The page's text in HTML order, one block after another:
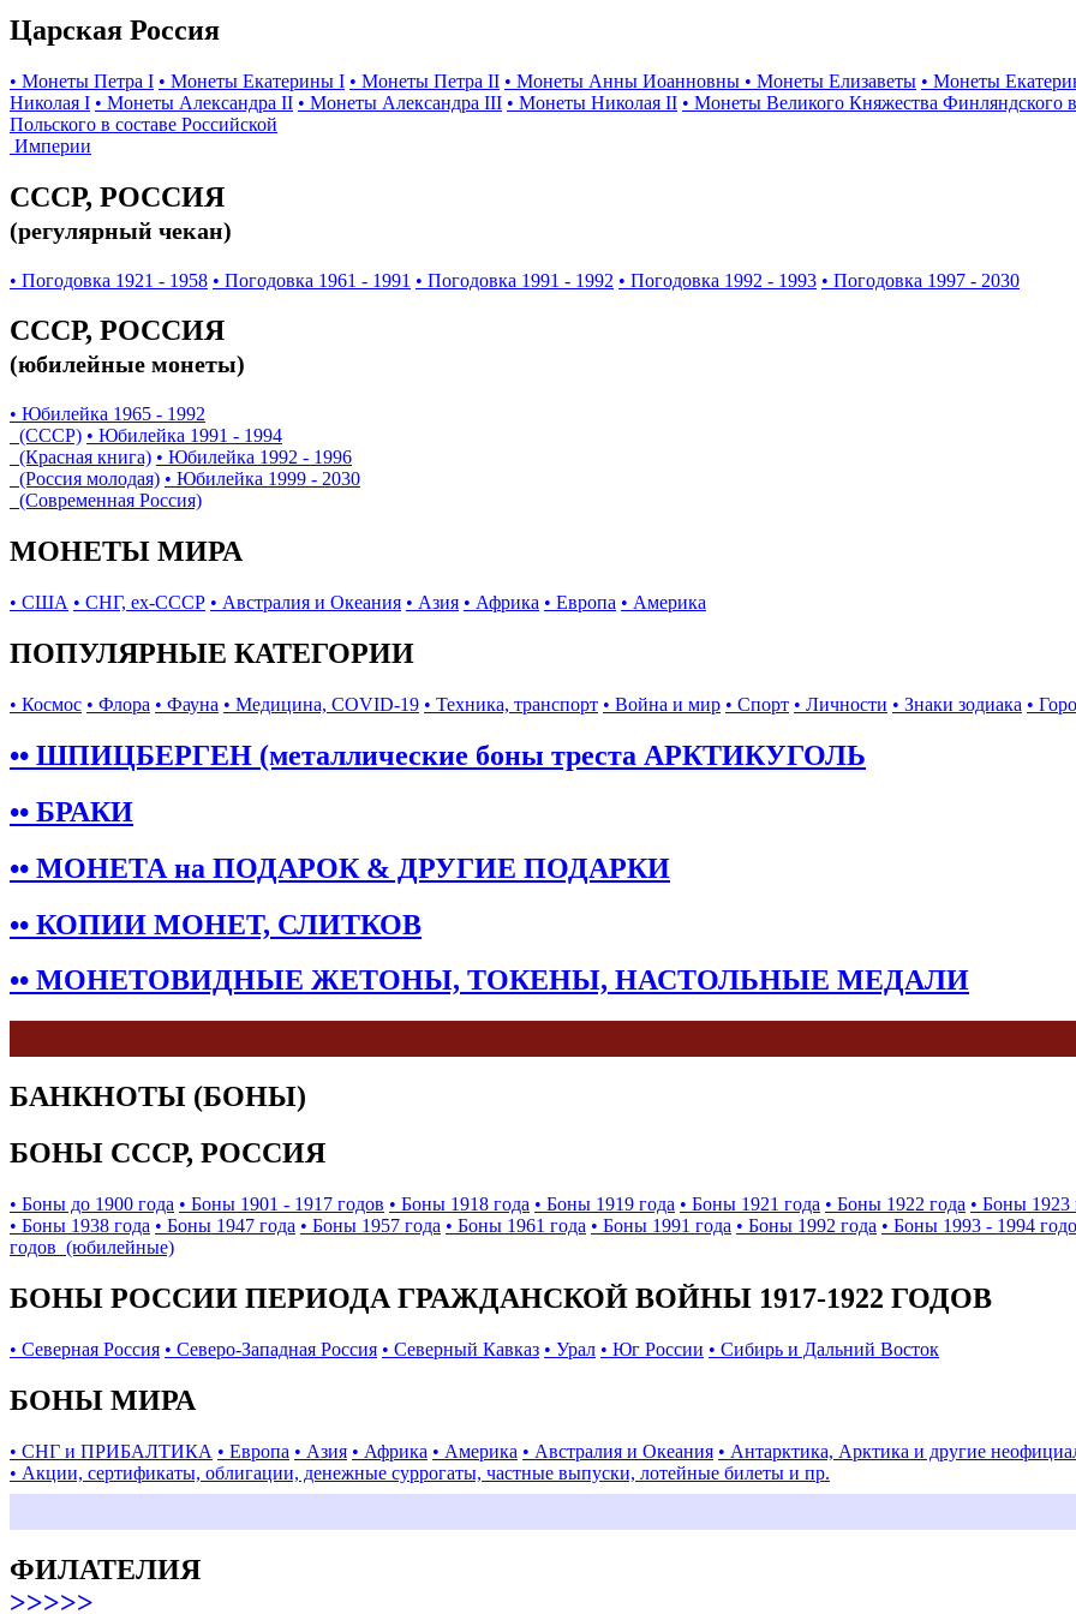
Царская Россия
• Монеты Петра I • Монеты Екатерины I • Монеты Петра II • Монеты Анны Иоанновны • Монеты Елизаветы • Монеты
Николая I • Монеты Александра II • Монеты Александра III • Монеты Николая II • Монеты Великого Княжества Финляндского
Польского в составе Российской
Империи
СССР, РОССИЯ
(регулярный чекан)
• Погодовка 1921 - 1958 • Погодовка 1961 - 1991 • Погодовка 1991 - 1992 • Погодовка 1992 - 1993 • Погодовка 1997 - 2030
СССР, РОССИЯ
(юбилейные монеты)
• Юбилейка 1965 - 1992
(СССР) • Юбилейка 1991 - 1994
(Красная книга) • Юбилейка 1992 - 1996
(Россия молодая) • Юбилейка 1999 - 2030
(Современная Россия)
МОНЕТЫ МИРА
• США • СНГ, ex-СССР • Австралия и Океания • Азия • Африка • Европа • Америка
ПОПУЛЯРНЫЕ КАТЕГОРИИ
• Космос • Флора • Фауна • Медицина, COVID-19 • Техника, транспорт • Война и мир • Спорт • Личности • Знаки зодиака •
•• ШПИЦБЕРГЕН (металлические боны треста АРКТИКУГОЛЬ
•• БРАКИ
•• МОНЕТА на ПОДАРОК & ДРУГИЕ ПОДАРКИ
•• КОПИИ МОНЕТ, СЛИТКОВ
•• МОНЕТОВИДНЫЕ ЖЕТОНЫ, ТОКЕНЫ, НАСТОЛЬНЫЕ МЕДАЛИ
БАНКНОТЫ (БОНЫ)
БОНЫ СССР, РОССИЯ
• Боны до 1900 года • Боны 1901 - 1917 годов • Боны 1918 года • Боны 1919 года • Боны 1921 года • Боны 1922 года • Боны 1923
• Боны 1938 года • Боны 1947 года • Боны 1957 года • Боны 1961 года • Боны 1991 года • Боны 1992 года • Боны 1993 - 1994
годов (юбилейные)
БОНЫ РОССИИ ПЕРИОДА ГРАЖДАНСКОЙ ВОЙНЫ 1917-1922 ГОДОВ
• Северная Россия • Северо-Западная Россия • Северный Кавказ • Урал • Юг России • Сибирь и Дальний Восток
БОНЫ МИРА
• СНГ и ПРИБАЛТИКА • Европа • Азия • Африка • Америка • Австралия и Океания • Антарктика, Арктика и другие
• Акции, сертификаты, облигации, денежные суррогаты, частные выпуски, лотейные билеты и пр.
ФИЛАТЕЛИЯ
>>>>>